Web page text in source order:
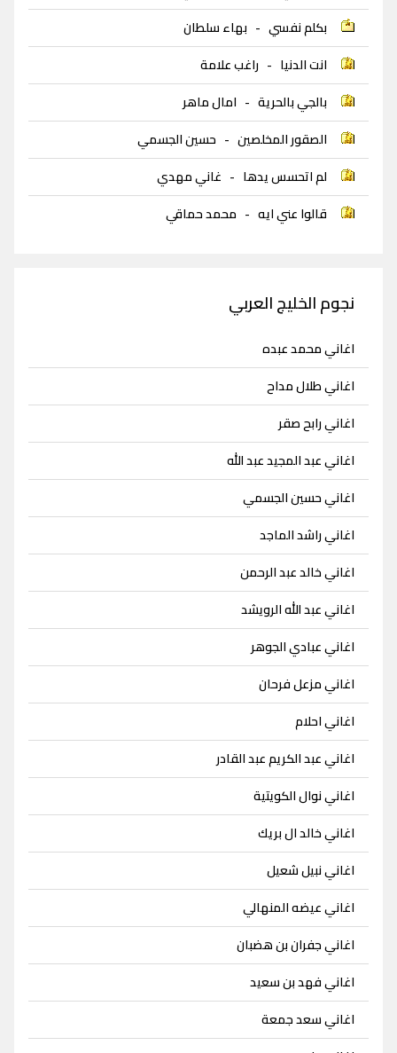
بكلم نفسي - بهاء سلطان
انت الدنيا - راغب علامة
بالجي بالحرية - امال ماهر
الصقور المخلصين - حسين الجسمي
لم اتحسس يدها - غاني مهدي
قالوا عني ايه - محمد حماقي
نجوم الخليج العربي
اغاني محمد عبده
اغاني طلال مداح
اغاني رابح صقر
اغاني عبد المجيد عبد الله
اغاني حسين الجسمي
اغاني راشد الماجد
اغاني خالد عبد الرحمن
اغاني عبد الله الرويشد
اغاني عبادي الجوهر
اغاني مزعل فرحان
اغاني احلام
اغاني عبد الكريم عبد القادر
اغاني نوال الكويتية
اغاني خالد ال بريك
اغاني نبيل شعيل
اغاني عيضه المنهالي
اغاني جفران بن هضبان
اغاني فهد بن سعيد
اغاني سعد جمعة